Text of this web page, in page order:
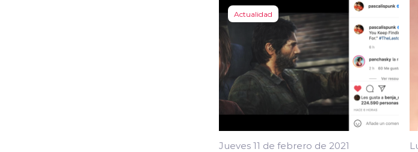
Actualidad
Jueves 11 de febrero de 2021